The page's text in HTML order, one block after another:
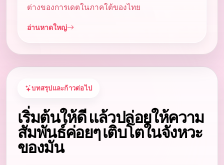
ต่างของการเดตในภาคใต้ของไทย
อ่านหาดใหญ่
บทสรุปและก้าวต่อไป
เริ่มต้นให้ดี แล้วปล่อยให้ความ
สัมพันธ์ค่อยๆ เติบโตในจังหวะ
ของมัน